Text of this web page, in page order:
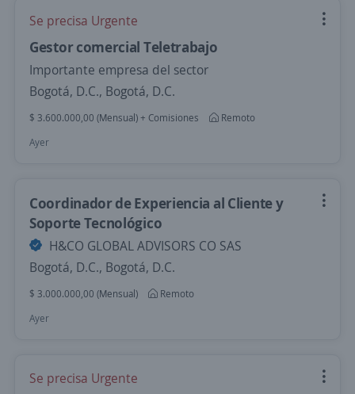
Se precisa Urgente
Gestor comercial Teletrabajo
Importante empresa del sector
Bogotá, D.C., Bogotá, D.C.
$ 3.600.000,00 (Mensual) + Comisiones
Remoto
Ayer
Coordinador de Experiencia al Cliente y
Soporte Tecnológico
H&CO GLOBAL ADVISORS CO SAS
Bogotá, D.C., Bogotá, D.C.
$ 3.000.000,00 (Mensual)
Remoto
Ayer
Se precisa Urgente